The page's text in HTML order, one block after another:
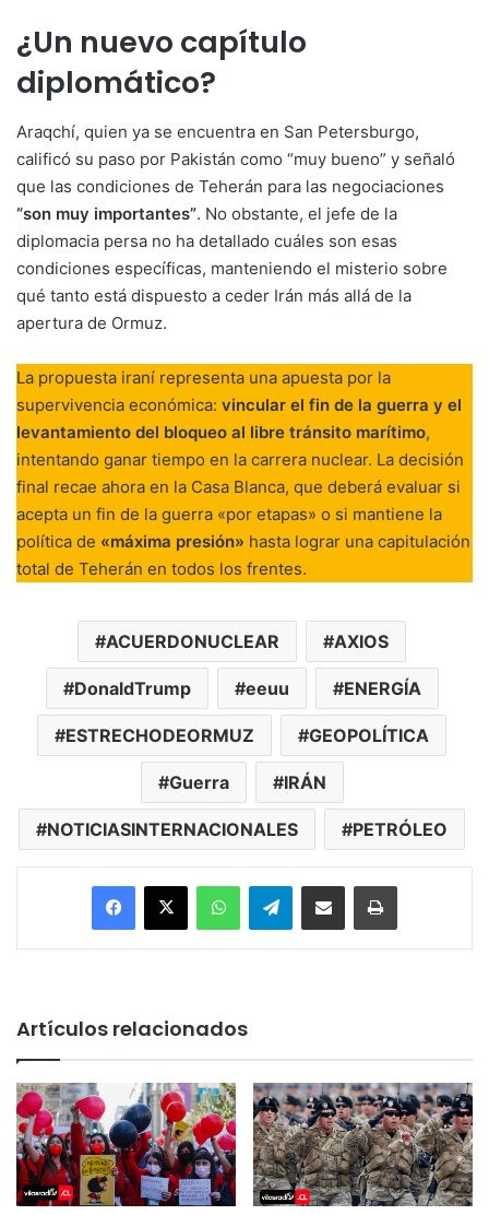
¿Un nuevo capítulo
diplomático?
Araqchí, quien ya se encuentra en San Petersburgo,
calificó su paso por Pakistán como “muy bueno” y señaló
que las condiciones de Teherán para las negociaciones
“son muy importantes”. No obstante, el jefe de la
diplomacia persa no ha detallado cuáles son esas
condiciones específicas, manteniendo el misterio sobre
qué tanto está dispuesto a ceder Irán más allá de la
apertura de Ormuz.
La propuesta iraní representa una apuesta por la
supervivencia económica: vincular el fin de la guerra y el
levantamiento del bloqueo al libre tránsito marítimo,
intentando ganar tiempo en la carrera nuclear. La decisión
final recae ahora en la Casa Blanca, que deberá evaluar si
acepta un fin de la guerra «por etapas» o si mantiene la
política de «máxima presión» hasta lograr una capitulación
total de Teherán en todos los frentes.
ACUERDONUCLEAR AXIOS
DonaldTrump eeuu ENERGÍA
ESTRECHODEORMUZ GEOPOLÍTICA
Guerra IRÁN
NOTICIASINTERNACIONALES PETRÓLEO
Facebook
X WhatsAppTelegramEnviar vía email Imprimir
Artículos relacionados